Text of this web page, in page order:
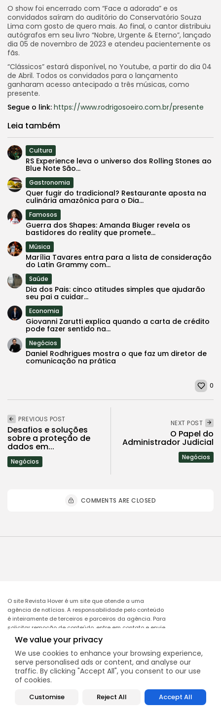
We value your privacy
We use cookies to enhance your browsing experience,
serve personalised ads or content, and analyse our
traffic. By clicking "Accept All", you consent to our use
of cookies.
Customise Reject All Accept All
O show foi encerrado com “Face a adorada” e os
convidados saíram do auditório do Conservatório Souza
Lima com gosto de quero mais. Ao final, o cantor distribuiu
autógrafos em seu livro “Nobre, Urgente & Eterno”, lançado
dia 05 de novembro de 2023 e atendeu pacientemente os
fãs.
“Clássicos” estará disponível, no Youtube, a partir do dia 04
de Abril. Todos os convidados para o lançamento
ganharam acesso antecipado a três músicas, como
presente.
Segue o link: https://www.rodrigosoeiro.com.br/presente
Leia também
Cultura
RS Experience leva o universo dos Rolling Stones ao
Blue Note São...
Gastronomia
Quer fugir do tradicional? Restaurante aposta na
culinária amazônica para o Dia...
Famosos
Guerra dos Shapes: Amanda Biuger revela os
bastidores do reality que promete...
Música
Marília Tavares entra para a lista de consideração
do Latin Grammy com...
Saúde
Dia dos Pais: cinco atitudes simples que ajudarão
seu pai a cuidar...
Economia
Giovanni Zarutti explica quando a carta de crédito
pode fazer sentido na...
Negócios
Daniel Rodhrigues mostra o que faz um diretor de
comunicação na prática
0
PREVIOUS POST
Desafios e soluções
sobre a proteção de
dados em...
Negócios
NEXT POST
O Papel do
Administrador Judicial
Negócios
COMMENTS ARE CLOSED
O site Revista Hover é um site que atende a uma
agência de notícias. A responsabilidade pelo conteúdo
é inteiramente de terceiros e parceiros da agência. Para
solicitar remoção de conteúdo, entre em contato e envie
o link da matéria a ser excluída no e-mail:
remocao@mcomglobal.com